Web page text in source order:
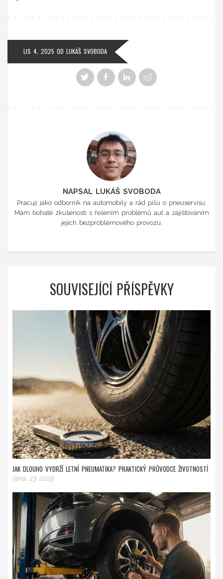
LIS 4, 2025 OD LUKÁŠ SVOBODA
NAPSAL LUKÁŠ SVOBODA
Pracuji jako odborník na automobily a rád píšu o pneuservisu.
Mám bohaté zkušenosti s řešením problémů aut a zajišťováním
jejich bezproblémového provozu.
SOUVISEJÍCÍ PŘÍSPĚVKY
JAK DLOUHO VYDRŽÍ LETNÍ PNEUMATIKA? PRAKTICKÝ PRŮVODCE ŽIVOTNOSTÍ
října 23 2025